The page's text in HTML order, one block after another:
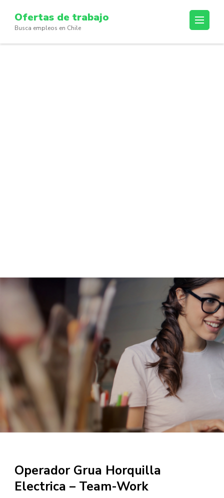
content
(Press
Ofertas de trabajo
Busca empleos en Chile
Operador Grua Horquilla
Electrica – Team-Work